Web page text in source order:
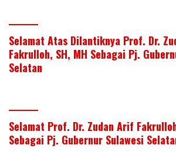
Selamat Atas Dilantiknya Prof. Dr.
Fakrulloh, SH, MH Sebagai Pj.
Selatan
Selamat Prof. Dr. Zudan Arif
Sebagai Pj. Gubernur Sulawesi